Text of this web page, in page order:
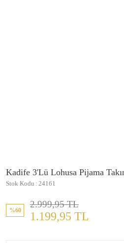
Kadife 3'Lü Lohusa Pijama
Stok Kodu 24161
%60
2.999,95 TL
1.199,95 TL